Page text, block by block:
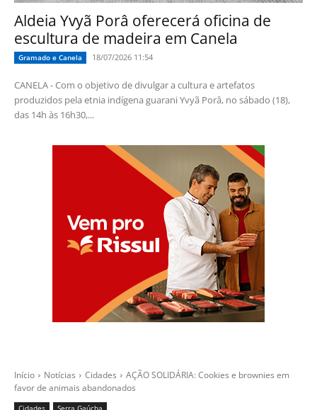
Aldeia Yvyã Porâ oferecerá oficina de
escultura de madeira em Canela
Gramado e Canela 18/07/2026 11:54
CANELA - Com o objetivo de divulgar a cultura e artefatos
produzidos pela etnia indígena guarani Yvyã Porâ, no sábado (18),
das 14h às 16h30,...